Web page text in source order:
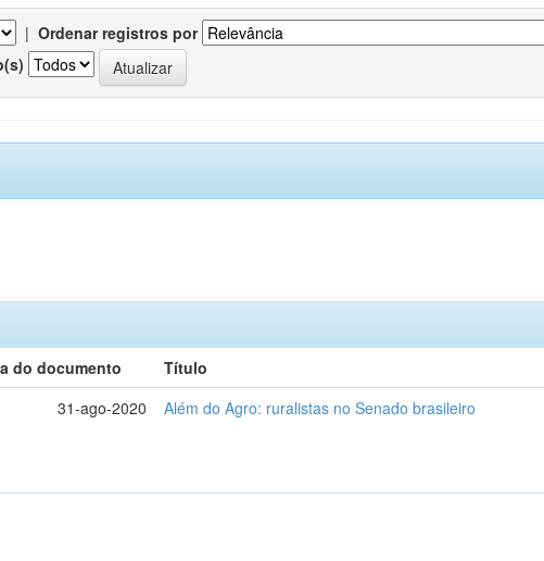
| Ordenar registros por
do documento Título
31-ago-2020
Além do Agro: ruralistas no Senado brasileiro